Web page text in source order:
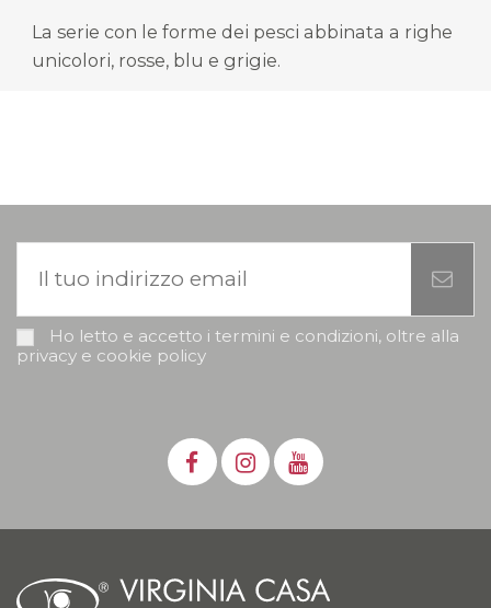
La serie con le forme dei pesci abbinata a righe
unicolori, rosse, blu e grigie.
Ho letto e accetto i termini e condizioni, oltre alla
privacy e cookie policy